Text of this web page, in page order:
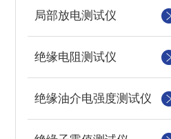
局部放电测试仪
绝缘电阻测试仪
绝缘油介电强度测试仪